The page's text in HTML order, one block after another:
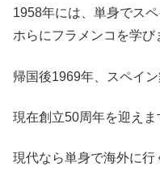
1958年には、単身でス
ホらにフラメンコを学び
帰国後1969年、スペイン
現在創立50周年を迎えま
現代なら単身で海外に行